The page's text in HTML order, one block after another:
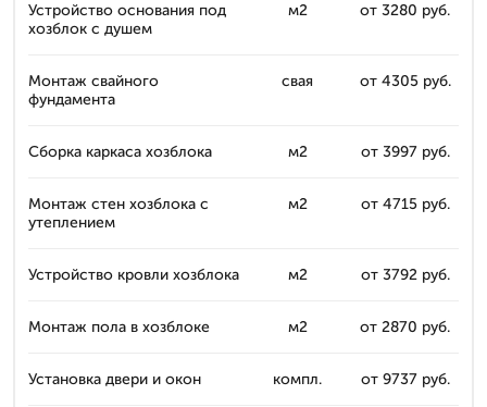
Устройство основания под
хозблок с душем
м2 от 3280 руб.
Монтаж свайного
фундамента
свая от 4305 руб.
Сборка каркаса хозблока м2 от 3997 руб.
Монтаж стен хозблока с
утеплением
м2 от 4715 руб.
Устройство кровли хозблока м2 от 3792 руб.
Монтаж пола в хозблоке м2 от 2870 руб.
Установка двери и окон компл. от 9737 руб.